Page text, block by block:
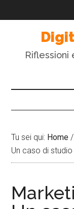
Riflessioni
Tu sei qui: Home /
Un caso di studio